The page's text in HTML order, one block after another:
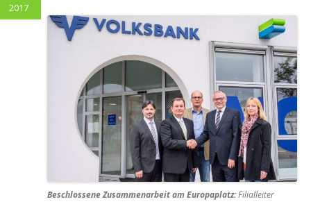
Beschlossene Zusammenarbeit am Europaplatz:Filialleiter
2017